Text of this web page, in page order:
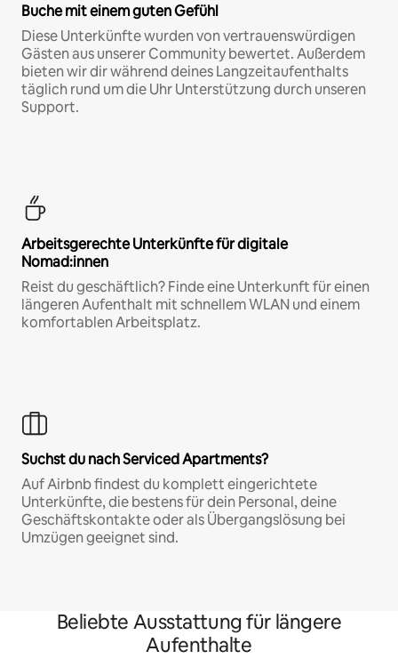
Buche mit einem guten Gefühl
Diese Unterkünfte wurden von vertrauenswürdigen
Gästen aus unserer Community bewertet. Außerdem
bieten wir dir während deines Langzeitaufenthalts
täglich rund um die Uhr Unterstützung durch unseren
Support.
Arbeitsgerechte Unterkünfte für digitale
Nomad:innen
Reist du geschäftlich? Finde eine Unterkunft für einen
längeren Aufenthalt mit schnellem WLAN und einem
komfortablen Arbeitsplatz.
Suchst du nach Serviced Apartments?
Auf Airbnb findest du komplett eingerichtete
Unterkünfte, die bestens für dein Personal, deine
Geschäftskontakte oder als Übergangslösung bei
Umzügen geeignet sind.
Beliebte Ausstattung für längere
Aufenthalte